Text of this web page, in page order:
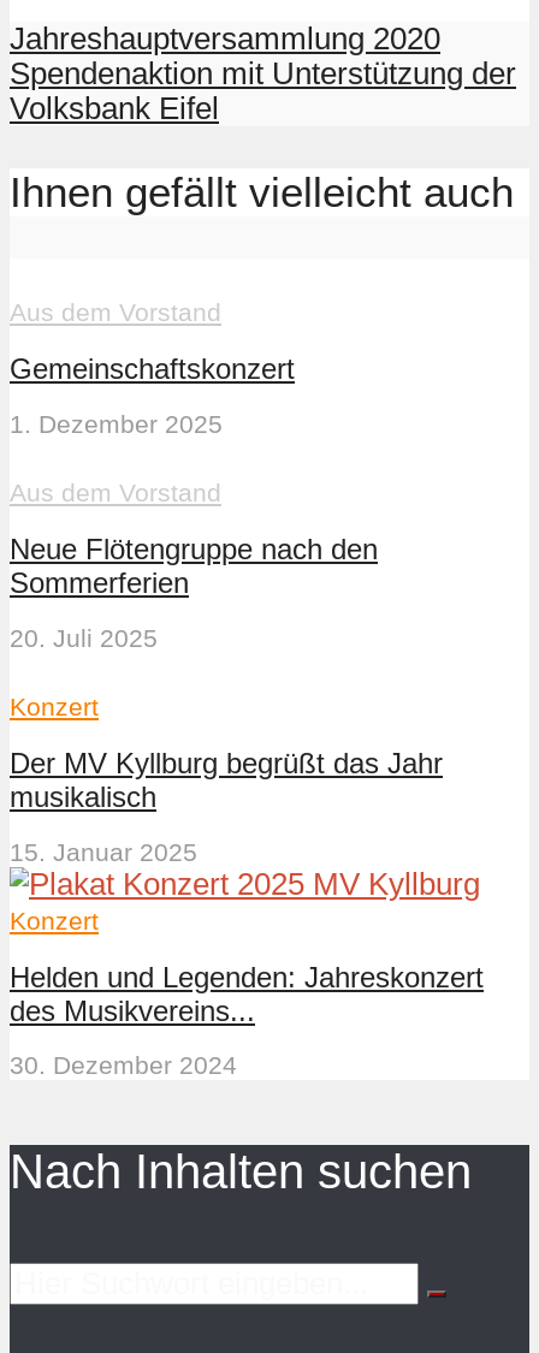
Jahreshauptversammlung 2020
Spendenaktion mit Unterstützung der
Volksbank Eifel
Ihnen gefällt vielleicht auch
Aus dem Vorstand
Gemeinschaftskonzert
1. Dezember 2025
Aus dem Vorstand
Neue Flötengruppe nach den
Sommerferien
20. Juli 2025
Konzert
Der MV Kyllburg begrüßt das Jahr
musikalisch
15. Januar 2025
Konzert
Helden und Legenden: Jahreskonzert
des Musikvereins...
30. Dezember 2024
Nach Inhalten suchen